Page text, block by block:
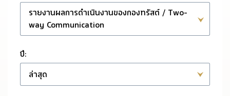
รายงานผลการดำเนินงานของกองทรัสต์ / Two-
way Communication
ปี:
ล่าสุด